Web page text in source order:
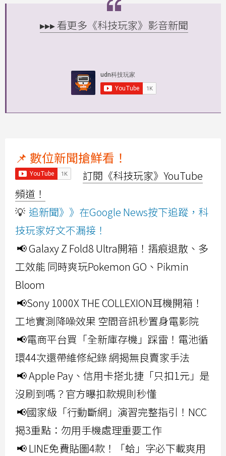
▸▸▸ 看更多《科技玩家》影音新聞
📌 數位新聞搶鮮看！
訂閱《科技玩家》YouTube
頻道！
💡 追新聞》》在Google News按下追蹤，科
技玩家好文不漏接！
📢 Galaxy Z Fold8 Ultra開箱！摺痕退散、多
工效能 同時爽玩Pokemon GO、Pikmin
Bloom
📢Sony 1000X THE COLLEXION耳機開箱！
工地實測降噪效果 空間音訊秒置身電影院
📢電商平台買「全新庫存機」踩雷！電池循
環44次還帶維修紀錄 網揭無良賣家手法
📢 Apple Pay、信用卡搭北捷「只扣1元」是
沒刷到嗎？官方曝扣款規則秒懂
📢國家級「行動斷網」演習完整指引！NCC
揭3重點：勿用手機處理重要工作
📢 LINE免費貼圖4款！「蛤」字必下載爽用